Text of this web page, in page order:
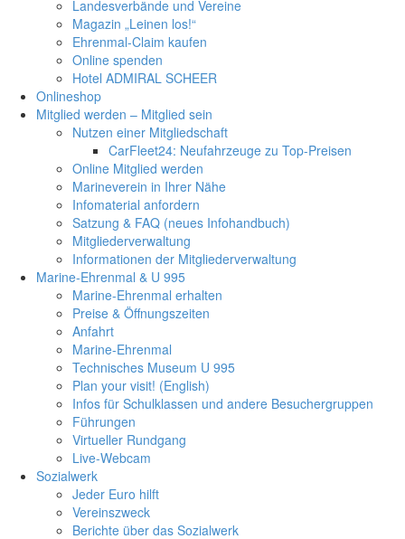
Landesverbände und Vereine
Magazin „Leinen los!“
Ehrenmal-Claim kaufen
Online spenden
Hotel ADMIRAL SCHEER
Onlineshop
Mitglied werden – Mitglied sein
Nutzen einer Mitgliedschaft
CarFleet24: Neufahrzeuge zu Top-Preisen
Online Mitglied werden
Marineverein in Ihrer Nähe
Infomaterial anfordern
Satzung & FAQ (neues Infohandbuch)
Mitgliederverwaltung
Informationen der Mitgliederverwaltung
Marine-Ehrenmal & U 995
Marine-Ehrenmal erhalten
Preise & Öffnungszeiten
Anfahrt
Marine-Ehrenmal
Technisches Museum U 995
Plan your visit! (English)
Infos für Schulklassen und andere Besuchergruppen
Führungen
Virtueller Rundgang
Live-Webcam
Sozialwerk
Jeder Euro hilft
Vereinszweck
Berichte über das Sozialwerk